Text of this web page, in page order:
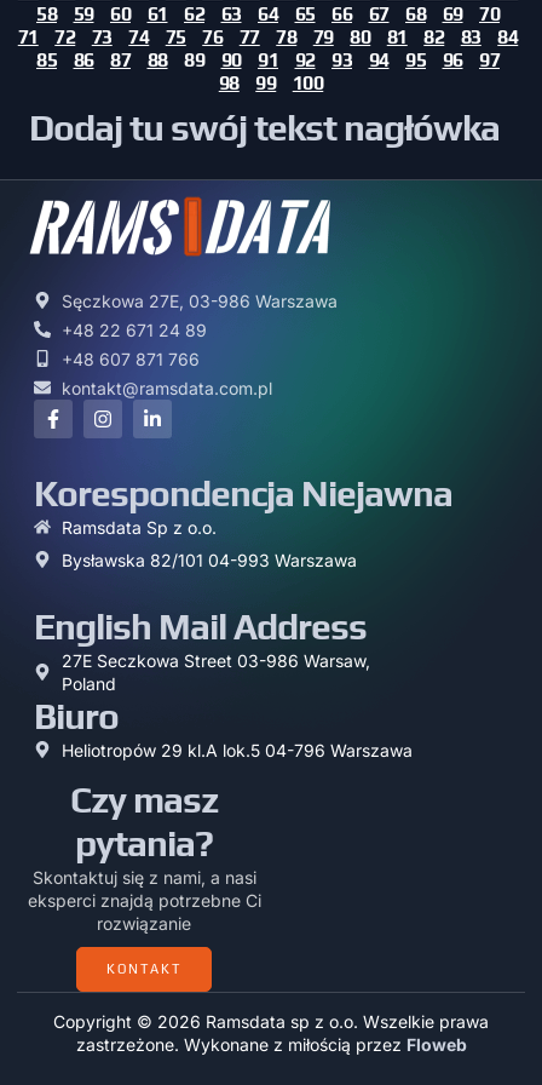
58
59 60 61 62 63 64 65 66 67 68 69
70
71
72 73 74 75 76 77 78 79 80 81 82 83
84
85
86 87 88 89 90 91 92 93 94 95 96
97
98
99 100
Dodaj tu swój tekst nagłówka
Sęczkowa 27E, 03-986 Warszawa
+48 22 671 24 89
+48 607 871 766
kontakt@ramsdata.com.pl
Korespondencja Niejawna
Ramsdata Sp z o.o.
Bysławska 82/101 04-993 Warszawa
English Mail Address
27E Seczkowa Street 03-986 Warsaw,
Poland
Biuro
Heliotropów 29 kl.A lok.5 04-796 Warszawa
Czy masz
pytania?
Skontaktuj się z nami, a nasi
eksperci znajdą potrzebne Ci
rozwiązanie
KONTAKT
Copyright © 2026 Ramsdata sp z o.o. Wszelkie prawa
zastrzeżone. Wykonane z miłością przez Floweb